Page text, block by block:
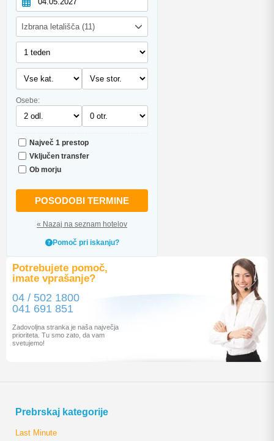
Izbrana letališča (11)
Osebe:
Največ 1 prestop
Vključen transfer
Ob morju
POSODOBI TERMINE
« Nazaj na seznam hotelov
Pomoč pri iskanju?
Potrebujete pomoč,
imate vprašanje?
04 / 502 1800
041 691 851
Zadovoljna stranka je naša največja
prioriteta. Tu smo zato, da vam
svetujemo!
Prebrskaj kategorije
Last Minute